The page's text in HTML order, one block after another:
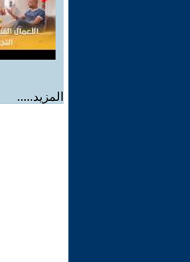
المزيد.....